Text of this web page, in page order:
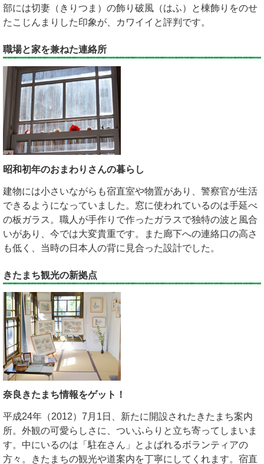
部には切妻（きりつま）の飾り破風（はふ）と棟飾りをのせ
たこじんまりした印象が、カワイイと評判です。
職場と家を兼ねた連絡所
昭和初年のおまわりさんの暮らし
建物には小さいながらも宿直室や物置があり、警察官が生活
できるようになっていました。窓に使われているのは手延べ
の板ガラス。職人が手作りで作ったガラスで独特の波と風合
いがあり、今では大変貴重です。また廊下への連絡口の高さ
も低く、当時の日本人の背に見合った設計でした。
きたまち観光の新拠点
奈良きたまち情報をゲット！
平成24年（2012）7月1日、新たに開設されたきたまち案内
所。外観の可愛らしさに、ついふらりと立ち寄ってしまいま
す。中にいるのは「駐在さん」とよばれるボランティアの
方々。きたまちの観光や道案内を丁寧にしてくれます。宿直